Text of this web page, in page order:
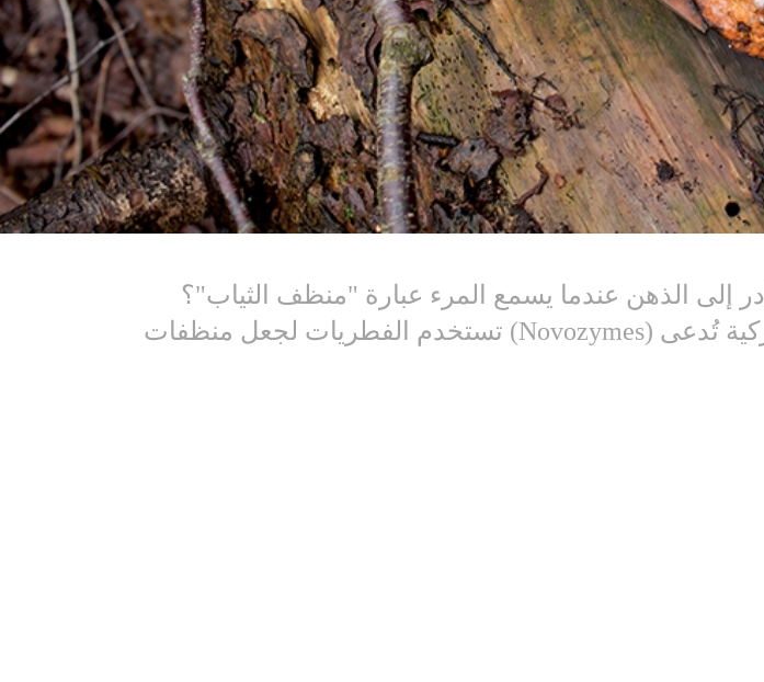
إلى الذهن عندما يسمع المرء عبارة "منظف الثياب"؟
يُستبعَد تماماً أن يخطر الفطر على بالك. لكن شركة دنماركية تُدعى (Novozymes) تستخدم الفطريات لجعل منظفات